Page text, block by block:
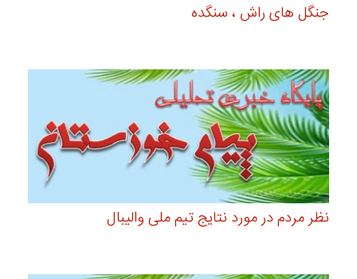
جنگل های راش ، سنگده
نظر مردم در مورد نتایج تیم ملی والیبال